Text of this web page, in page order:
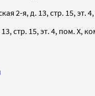
2-я, д. 13, стр. 15, эт.
стр. 15, эт. 4, пом. X,